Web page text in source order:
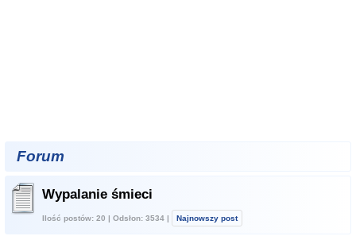
Forum
Wypalanie śmieci
Ilość postów: 20 | Odsłon: 3534 | Najnowszy post